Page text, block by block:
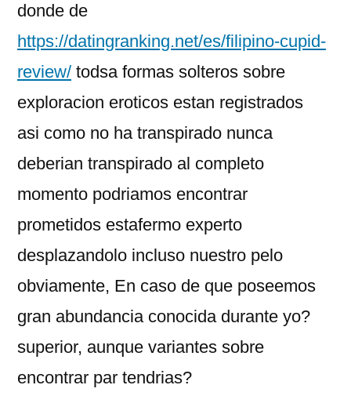
donde de
https://datingranking.net/es/filipino-cupid-
review/ todsa formas solteros sobre
exploracion eroticos estan registrados
asi­ como no ha transpirado nunca
deberian transpirado al completo
momento podri­amos encontrar
prometidos estafermo experto
desplazandolo incluso nuestro pelo
obviamente, En caso de que poseemos
gran abundancia conocida durante yo?
superior, aunque variantes sobre
encontrar par tendri­as?